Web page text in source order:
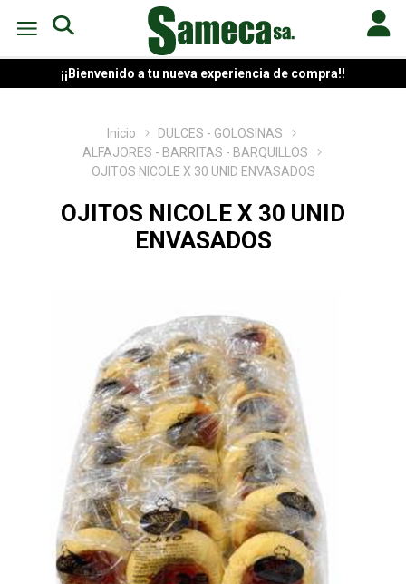
¡¡Bienvenido a tu nueva experiencia de compra!!
Inicio
DULCES - GOLOSINAS
ALFAJORES - BARRITAS - BARQUILLOS
OJITOS NICOLE X 30 UNID ENVASADOS
OJITOS NICOLE X 30 UNID
ENVASADOS